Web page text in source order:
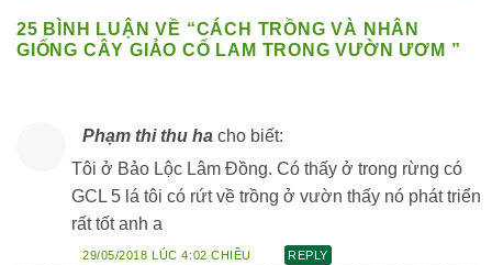
25 BÌNH LUẬN VỀ “CÁCH TRỒNG VÀ NHÂN
GIỐNG CÂY GIẢO CỔ LAM TRONG VƯỜN ƯƠM ”
Phạm thi thu ha cho biết:
Tôi ở Bảo Lộc Lâm Đồng. Có thấy ở trong rừng có
GCL 5 lá tôi có rứt về trồng ở vườn thấy nó phát triển
rất tốt anh a
29/05/2018 LÚC 4:02 CHIỀU REPLY